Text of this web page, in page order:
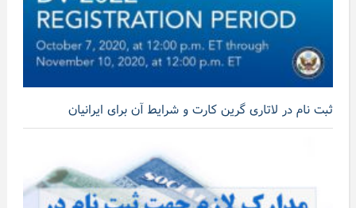
ثبت نام در لاتاری گرین کارت و شرایط آن برای ایرانیان